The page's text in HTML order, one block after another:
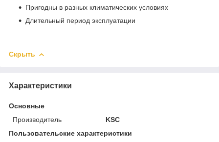
Пригодны в разных климатических условиях
Длительный период эксплуатации
Скрыть
Характеристики
Основные
Производитель
KSC
Пользовательские характеристики